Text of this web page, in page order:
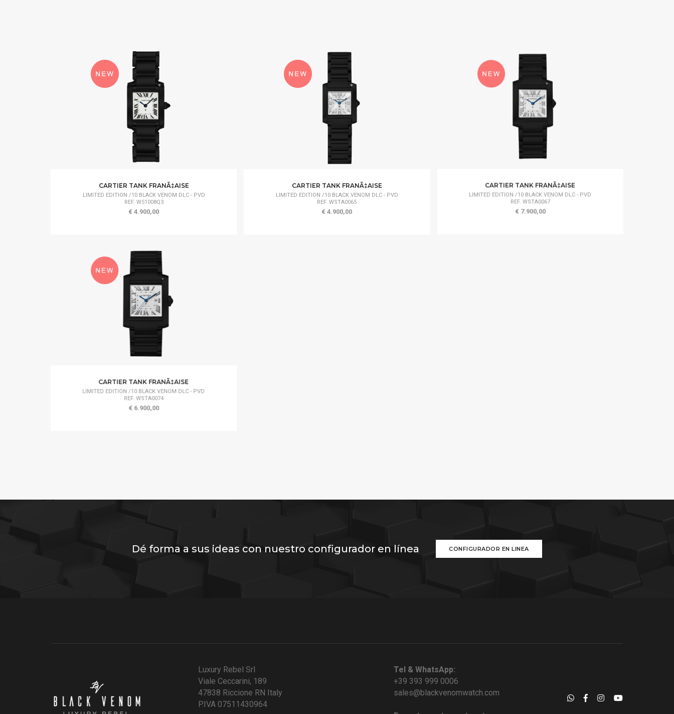
CARTIER TANK FRANÃ‡AISE
LIMITED EDITION /10 BLACK VENOM DLC - PVD
REF. W51008Q3
€ 4.900,00
CARTIER TANK FRANÃ‡AISE
LIMITED EDITION /10 BLACK VENOM DLC - PVD
REF. WSTA0065
€ 4.900,00
CARTIER TANK FRANÃ‡AISE
LIMITED EDITION /10 BLACK VENOM DLC - PVD
REF. WSTA0067
€ 7.900,00
CARTIER TANK FRANÃ‡AISE
LIMITED EDITION /10 BLACK VENOM DLC - PVD
REF. WSTA0074
€ 6.900,00
Dé forma a sus ideas con nuestro configurador en línea CONFIGURADOR EN LINEA
Luxury Rebel Srl
Viale Ceccarini, 189
47838 Riccione RN Italy
P.IVA 07511430964
Tel & WhatsApp:
+39 393 999 0006
sales@blackvenomwatch.com